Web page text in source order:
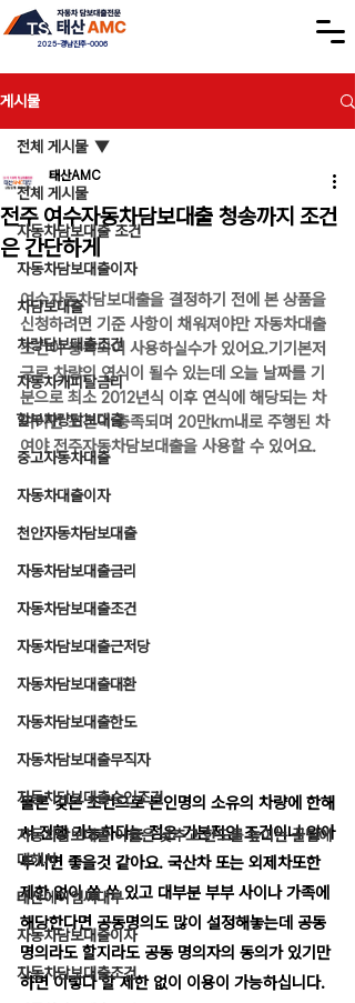
2025-경남진주-0006
게시물
전체 게시물
자동차담보대출 조건
자동차담보대출이자
차담보대출
차량담보대출조건
자동차캐피탈금리
할부차량담보대출
중고자동차대출
자동차대출이자
천안자동차담보대출
자동차담보대출금리
자동차담보대출조건
자동차담보대출근저당
자동차담보대출대환
자동차담보대출한도
자동차담보대출무직자
자동차담보대출승인조건
자동차담보대출 이율은 낮추고 한도를 높이는 꿀팁에
대해서
태산에이엠씨대부
자동차담보대출이자
자동차담보대출조건
전체 게시물
전주 여수자동차담보대출 청송까지 조건
은 간단하게
태산AMC
여수자동차담보대출을 결정하기 전에 본 상품을
신청하려면 기준 사항이 채워져야만 자동차대출
조건이 충족되어 사용하실수가 있어요.기기본저
긍로 차량의 연식이 될수 있는데 오늘 날짜를 기
분으로 최소 2012년식 이후 연식에 해당되는 차
여야만 조건이 충족되며 20만km내로 주행된 차
여야 전주자동차담보대출을 사용할 수 있어요.
물론 깆본 조건으로 본인명의 소유의 차량에 한해
서 진행 가능하다는 점은 기본적인 조건이니 알아
두시면 좋을것 같아요. 국산차 또는 외제차또한
제한 없이 쓸 쑤 있고 대부분 부부 사이나 가족에
해당한다면 공동명의도 많이 설정해놓는데 공동
명의라도 할지라도 공동 명의자의 동의가 있기만
하면 이렇다 할 제한 없이 이용이 가능하십니다.